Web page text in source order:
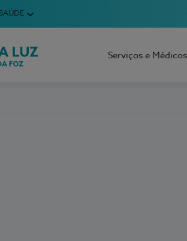
Figueira da Foz
Serviços e Médicos